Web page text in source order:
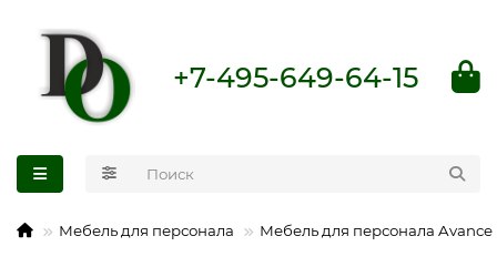
+7-495-649-64-15
Мебель для персонала Мебель для персонала Avance